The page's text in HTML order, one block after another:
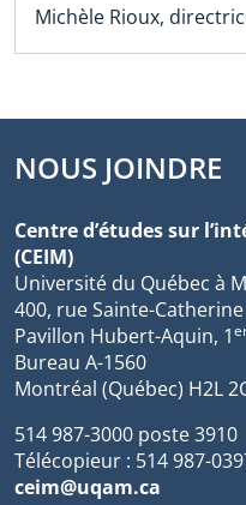
Michèle Rioux,
NOUS JOINDRE
Centre d’études sur
(CEIM)
Université du Québec à
400, rue Sainte-
Pavillon Hubert-Aquin, 1
Bureau A-1560
Montréal (Québec) H2L
514 987-3000 poste 3910
Télécopieur : 514 987-
ceim@uqam.ca